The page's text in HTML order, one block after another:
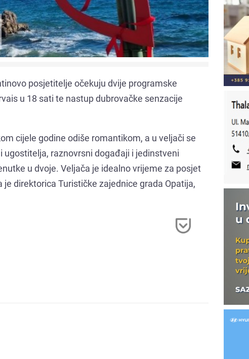
posjetitelje očekuju dvije programske
u 18 sati te nastup dubrovačke senzacije
cijele godine odiše romantikom, a u veljači se
raznovrsni događaji i jedinstveni
u dvoje. Veljača je idealno vrijeme za posjet
direktorica Turističke zajednice grada Opatija,